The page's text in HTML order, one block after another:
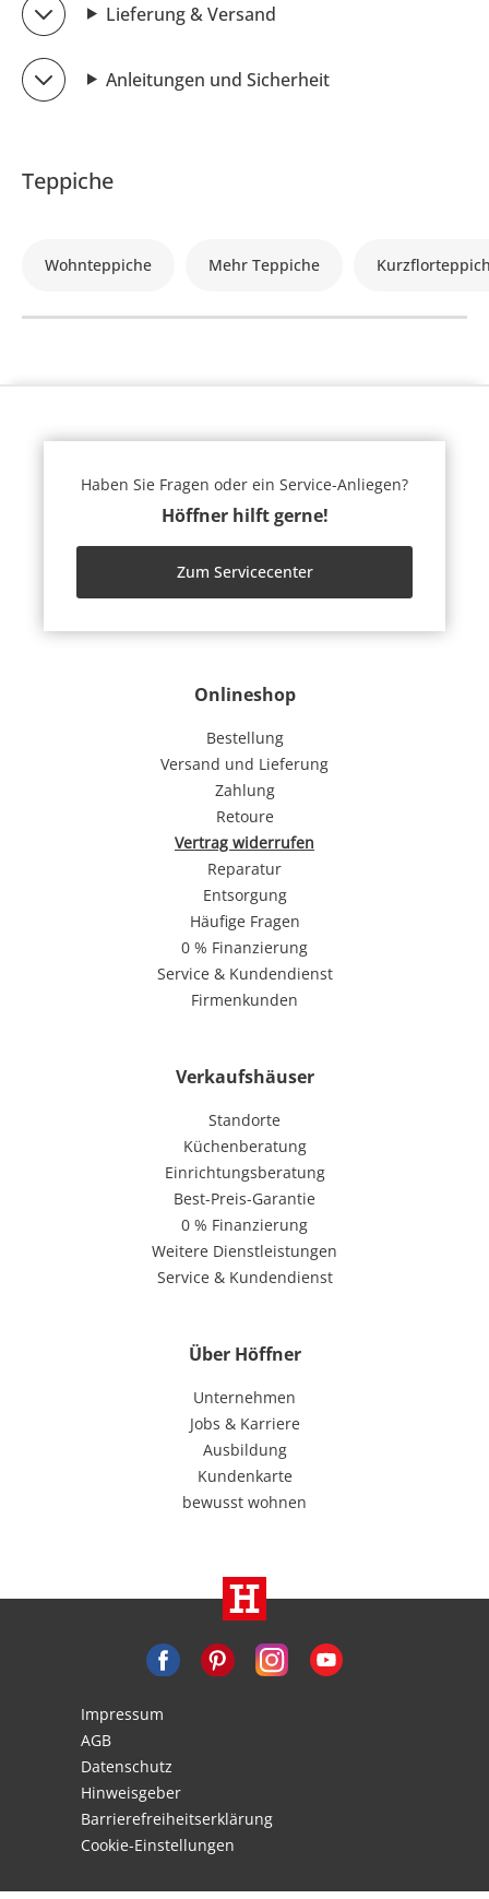
Lieferung & Versand
Anleitungen und Sicherheit
Teppiche
Wohnteppiche Mehr Teppiche
Onlineshop
Bestellung
Versand und Lieferung
Zahlung
Retoure
Vertrag widerrufen
Reparatur
Entsorgung
Häufige Fragen
0 % Finanzierung
Service & Kundendienst
Firmenkunden
Verkaufshäuser
Standorte
Küchenberatung
Einrichtungsberatung
Best-Preis-Garantie
0 % Finanzierung
Weitere Dienstleistungen
Service & Kundendienst
Über Höffner
Unternehmen
Jobs & Karriere
Ausbildung
Kundenkarte
bewusst wohnen
Haben Sie Fragen oder ein Service-Anliegen?
Höffner hilft gerne!
Zum Servicecenter
Impressum
AGB
Datenschutz
Hinweisgeber
Barrierefreiheitserklärung
Cookie-Einstellungen